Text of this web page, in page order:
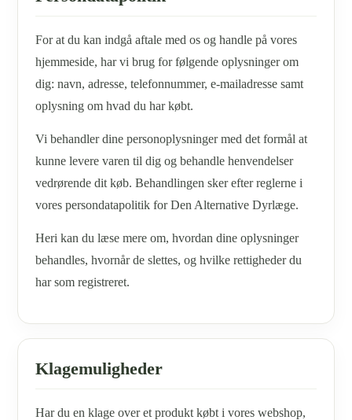
For at du kan indgå aftale med os og handle på vores
hjemmeside, har vi brug for følgende oplysninger om
dig: navn, adresse, telefonnummer, e-mailadresse samt
oplysning om hvad du har købt.
Vi behandler dine personoplysninger med det formål at
kunne levere varen til dig og behandle henvendelser
vedrørende dit køb. Behandlingen sker efter reglerne i
vores persondatapolitik for Den Alternative Dyrlæge.
Heri kan du læse mere om, hvordan dine oplysninger
behandles, hvornår de slettes, og hvilke rettigheder du
har som registreret.
Klagemuligheder
Har du en klage over et produkt købt i vores webshop,